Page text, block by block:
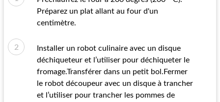
Préparez un plat allant au four d'un
centimètre.
Installer un robot culinaire avec un disque
déchiqueteur et l’utiliser pour déchiqueter le
fromage.Transférer dans un petit bol.Fermer
le robot découpeur avec un disque à trancher
et l’utiliser pour trancher les pommes de